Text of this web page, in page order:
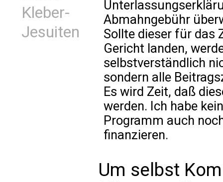
Kleber-
Jesuiten
Abmahngebühr
Sollte dieser für das
Gericht landen,
selbstverständlich
sondern alle
Es wird Zeit, daß
werden. Ich habe
Programm auch
finanzieren.
Um selbst